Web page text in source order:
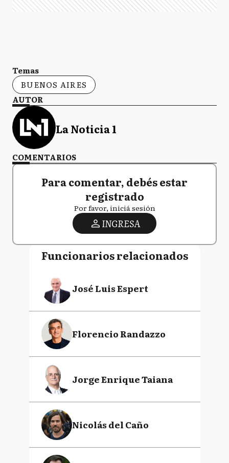
Temas
BUENOS AIRES
AUTOR
La Noticia 1
COMENTARIOS
Para comentar, debés estar
registrado
Por favor, iniciá sesión
INGRESA
Funcionarios relacionados
José Luis Espert
Florencio Randazzo
Jorge Enrique Taiana
Nicolás del Caño